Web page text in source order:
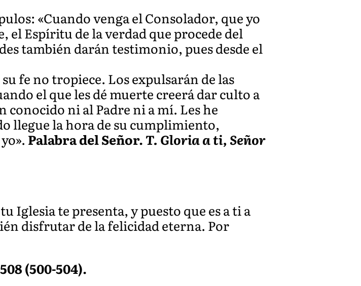
«Cuando venga el Consolador, que yo
el Espíritu de la verdad que procede del
también darán testimonio, pues desde el
fe no tropiece. Los expulsarán de las
el que les dé muerte creerá dar culto a
ni al Padre ni a mí. Les he
llegue la hora de su cumplimiento,
Palabra del Señor.T. Gloria a ti, Señor
Iglesia te presenta, y puesto que es a ti a
disfrutar de la felicidad eterna. Por
(500-504).